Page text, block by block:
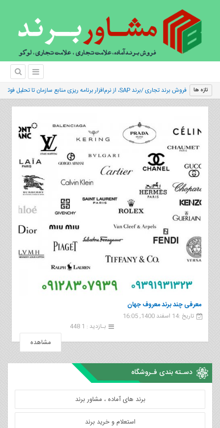
تازه ها فروش برند تجاری /برند SAP، از نرم‌افزار برنامه‌ ریزی منابع سازمان تا تحلیل فوتبال
معرفی چند برند معروف جهان
تاریخ :14 اسفند 1400, 16:05
بـازدید : 1 448
مشاهده
دسـته بندی فـروشگاه
برند های آماده ، مشاور برند
استعلام و خرید برند